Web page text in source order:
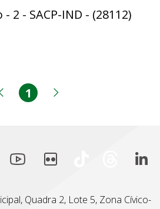
2 - SACP-IND - (28112)
Página anterior
Página
1
Quadra 2, Lote 5, Zona Cívico-